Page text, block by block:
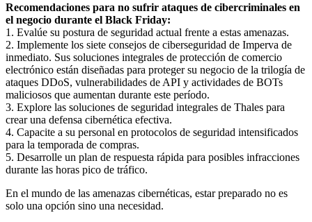
Recomendaciones para no sufrir ataques de cibercriminales en
el negocio durante el Black Friday:
1. Evalúe su postura de seguridad actual frente a estas amenazas.
2. Implemente los siete consejos de ciberseguridad de Imperva de
inmediato. Sus soluciones integrales de protección de comercio
electrónico están diseñadas para proteger su negocio de la trilogía de
ataques DDoS, vulnerabilidades de API y actividades de BOTs
maliciosos que aumentan durante este período.
3. Explore las soluciones de seguridad integrales de Thales para
crear una defensa cibernética efectiva.
4. Capacite a su personal en protocolos de seguridad intensificados
para la temporada de compras.
5. Desarrolle un plan de respuesta rápida para posibles infracciones
durante las horas pico de tráfico.
En el mundo de las amenazas cibernéticas, estar preparado no es
solo una opción sino una necesidad.